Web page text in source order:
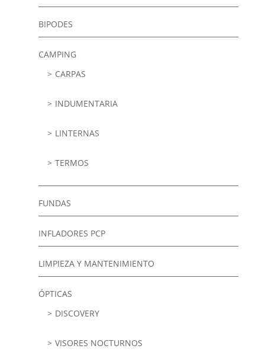
BIPODES
CAMPING
CARPAS
INDUMENTARIA
LINTERNAS
TERMOS
FUNDAS
INFLADORES PCP
LIMPIEZA Y MANTENIMIENTO
ÓPTICAS
DISCOVERY
VISORES NOCTURNOS